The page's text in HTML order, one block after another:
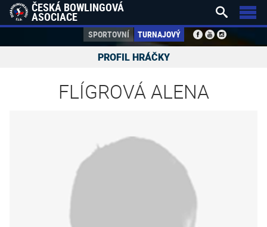
ČESKÁ BOWLINGOVÁ
ASOCIACE
SPORTOVNÍ TURNAJOVÝ
 
PROFIL HRÁČKY
FLÍGROVÁ ALENA